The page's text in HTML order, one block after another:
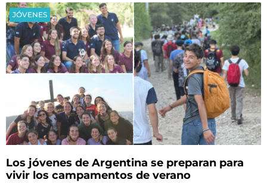
JÓVENES
Los jóvenes de Argentina se preparan para
vivir los campamentos de verano